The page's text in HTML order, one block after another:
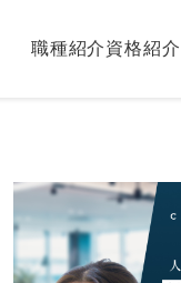
職種紹介資格紹介